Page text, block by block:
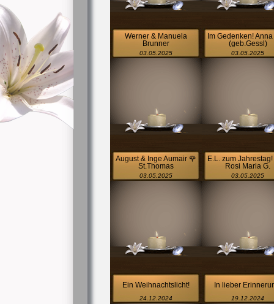
Werner & Manuela
Brunner
03.05.2025
Im Gedenken!
(geb.Gessl)
03.05.2025
August & Inge Aumair 🌹
St.Thomas
03.05.2025
E.L. zum
Rosi Maria G.
03.05.2025
Ein Weihnachtslicht!
24.12.2024
In lieber
19.12.2024